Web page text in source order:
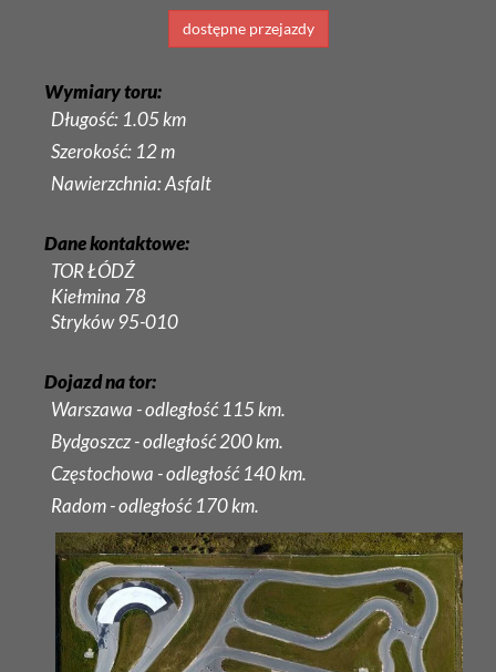
dostępne przejazdy
Wymiary toru:
Długość: 1.05 km
Szerokość: 12 m
Nawierzchnia: Asfalt
Dane kontaktowe:
TOR ŁÓDŹ
Kiełmina 78
Stryków 95-010
Dojazd na tor:
Warszawa - odległość 115 km.
Bydgoszcz - odległość 200 km.
Częstochowa - odległość 140 km.
Radom - odległość 170 km.